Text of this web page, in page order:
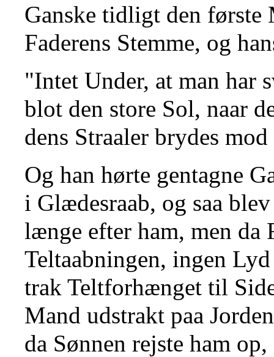
Ganske tidligt den første
Faderens Stemme, og
"Intet Under, at man har
blot den store Sol, naar
dens Straaler brydes
Og han hørte gentagne
i Glædesraab, og saa
længe efter ham, men da
Teltaabningen, ingen
trak Teltforhænget til
Mand udstrakt paa
da Sønnen rejste ham